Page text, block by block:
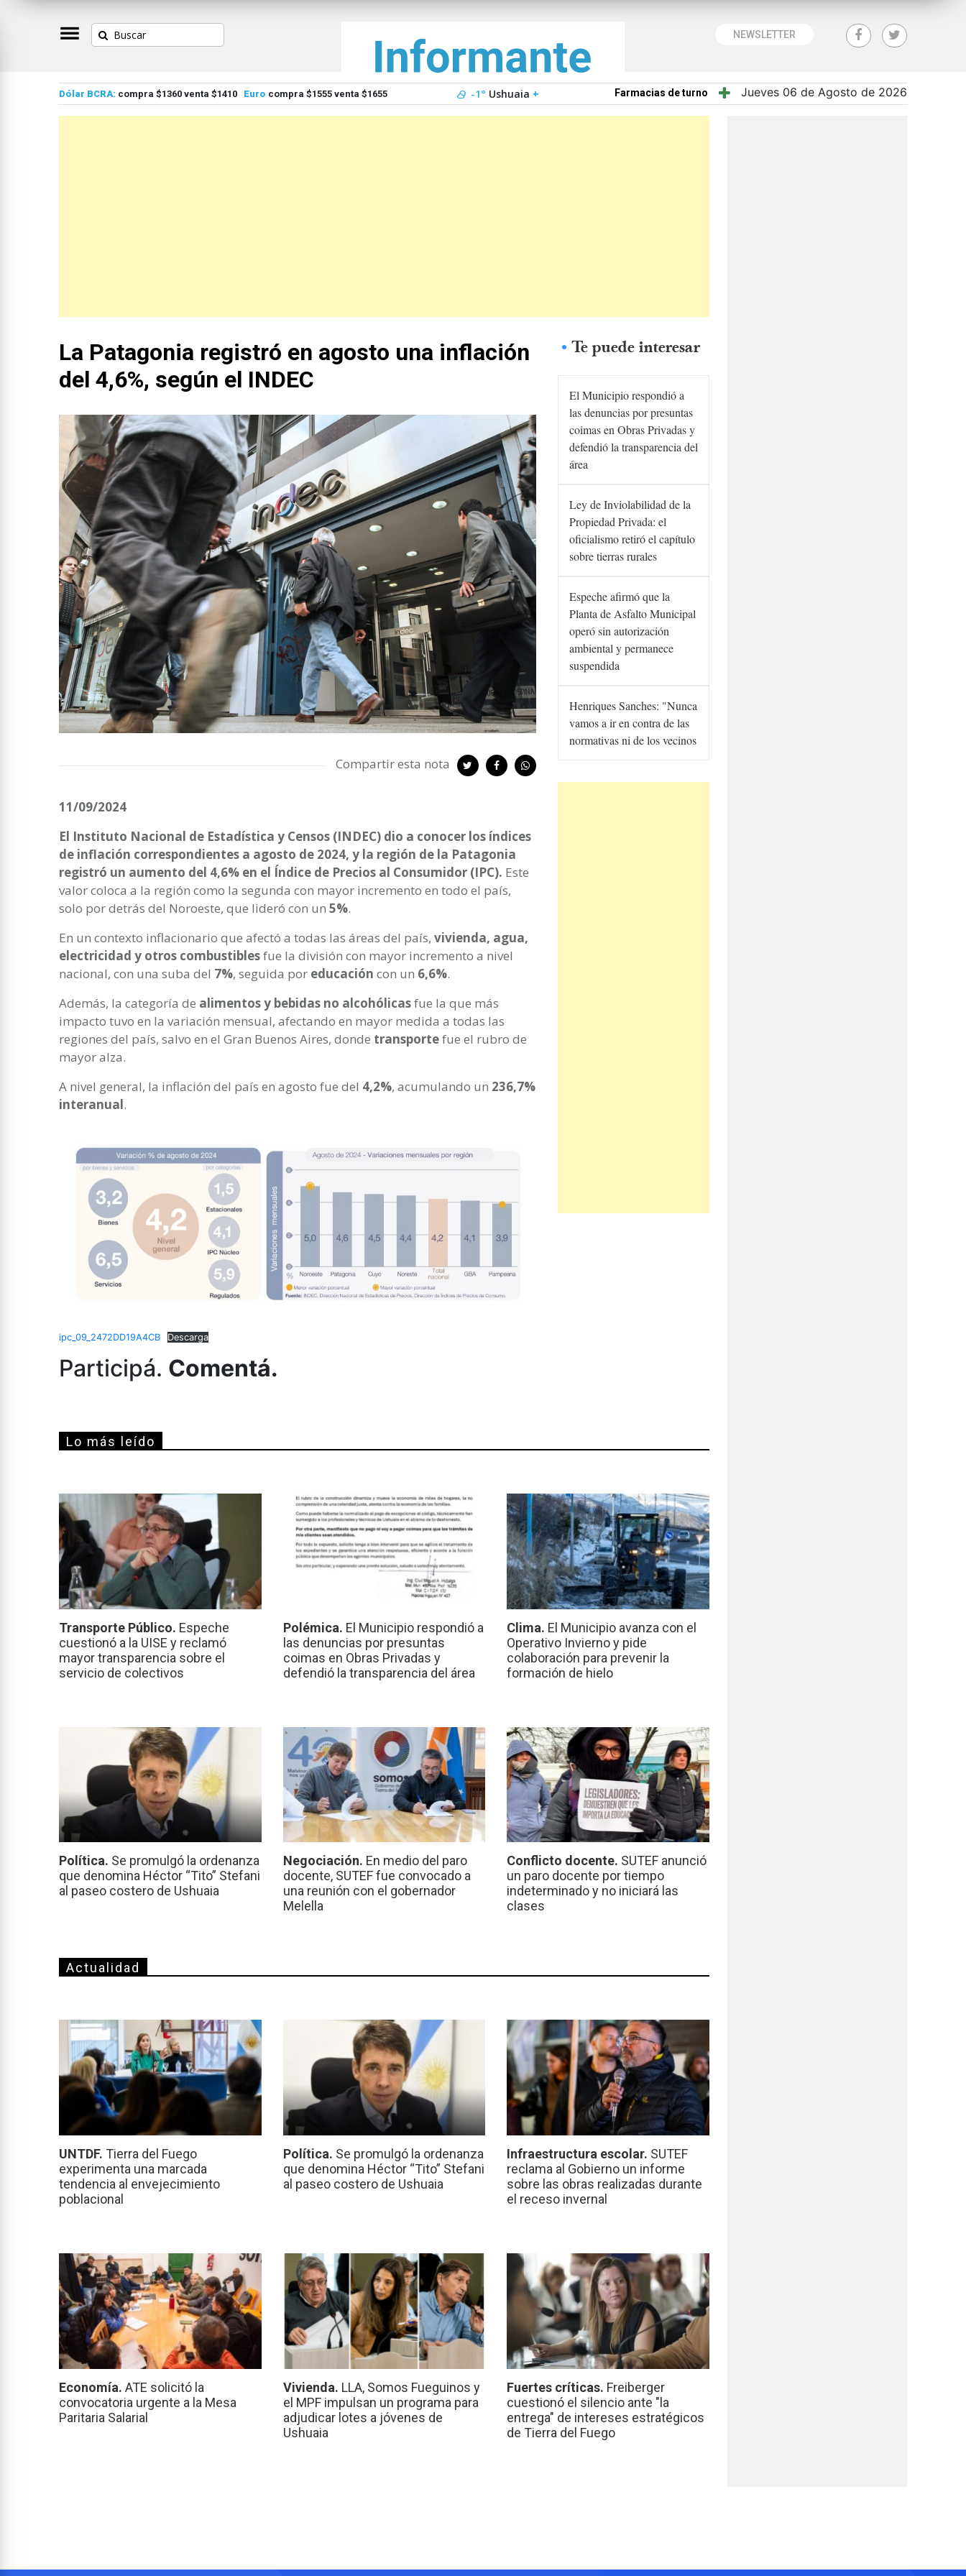
NEWSLETTER
Dólar BCRA: compra $1360 venta $1410 Euro compra $1555 venta $1655 -1° Ushuaia + Farmacias de turno Jueves 06 de Agosto de 2026
La Patagonia registró en agosto una inflación
del 4,6%, según el INDEC
Compartir esta nota
11/09/2024
El Instituto Nacional de Estadística y Censos (INDEC) dio a conocer los índices
de inflación correspondientes a agosto de 2024, y la región de la Patagonia
registró un aumento del 4,6% en el Índice de Precios al Consumidor (IPC). Este
valor coloca a la región como la segunda con mayor incremento en todo el país,
solo por detrás del Noroeste, que lideró con un 5%.
En un contexto inflacionario que afectó a todas las áreas del país, vivienda, agua,
electricidad y otros combustiblesfue la división con mayor incremento a nivel
nacional, con una suba del 7%, seguida por educación con un 6,6%.
Además, la categoría de alimentos y bebidas no alcohólicasfue la que más
impacto tuvo en la variación mensual, afectando en mayor medida a todas las
regiones del país, salvo en el Gran Buenos Aires, donde transportefue el rubro de
mayor alza.
A nivel general, la inflación del país en agosto fue del 4,2%, acumulando un 236,7%
interanual.
ipc_09_2472DD19A4CB Descarga
Te puede interesar
El Municipio respondió a
las denuncias por presuntas
coimas en Obras Privadas y
defendió la transparencia del
área
Ley de Inviolabilidad de la
Propiedad Privada: el
oficialismo retiró el capítulo
sobre tierras rurales
Espeche afirmó que la
Planta de Asfalto Municipal
operó sin autorización
ambiental y permanece
suspendida
Henriques Sanches: "Nunca
vamos a ir en contra de las
normativas ni de los vecinos
Participá. Comentá.
Lo más leído
Transporte Público. Espeche
cuestionó a la UISE y reclamó
mayor transparencia sobre el
servicio de colectivos
Polémica. El Municipio respondió a
las denuncias por presuntas
coimas en Obras Privadas y
defendió la transparencia del área
Clima. El Municipio avanza con el
Operativo Invierno y pide
colaboración para prevenir la
formación de hielo
Política. Se promulgó la ordenanza
que denomina Héctor “Tito” Stefani
al paseo costero de Ushuaia
Negociación. En medio del paro
docente, SUTEF fue convocado a
una reunión con el gobernador
Melella
Conflicto docente. SUTEF anunció
un paro docente por tiempo
indeterminado y no iniciará las
clases
Actualidad
UNTDF. Tierra del Fuego
experimenta una marcada
tendencia al envejecimiento
poblacional
Política. Se promulgó la ordenanza
que denomina Héctor “Tito” Stefani
al paseo costero de Ushuaia
Infraestructura escolar. SUTEF
reclama al Gobierno un informe
sobre las obras realizadas durante
el receso invernal
Economía. ATE solicitó la
convocatoria urgente a la Mesa
Paritaria Salarial
Vivienda. LLA, Somos Fueguinos y
el MPF impulsan un programa para
adjudicar lotes a jóvenes de
Ushuaia
Fuertes críticas. Freiberger
cuestionó el silencio ante "la
entrega" de intereses estratégicos
de Tierra del Fuego